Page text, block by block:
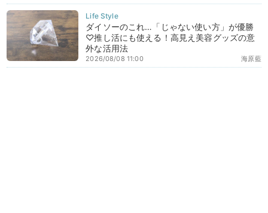
ダイソーのこれ…「じゃない使い方」が優勝
♡推し活にも使える！高見え美容グッズの意
外な活用法
海原藍
2026/08/08 11:00